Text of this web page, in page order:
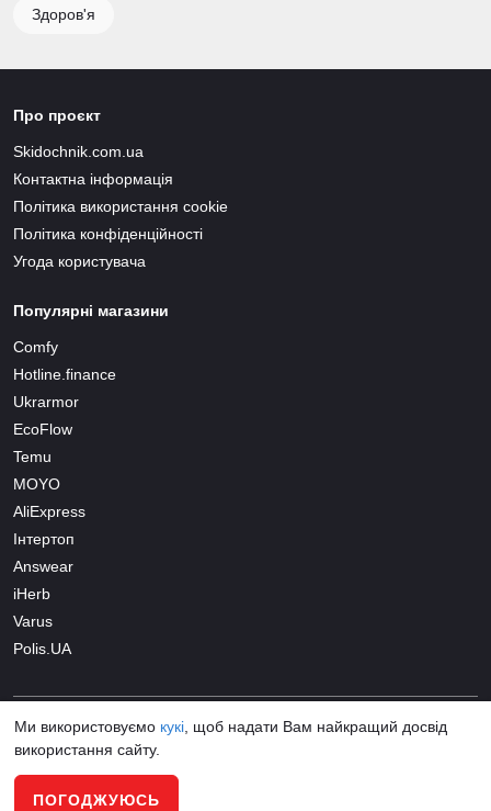
Здоров'я
Про проєкт
Skidochnik.com.ua
Контактна інформація
Політика використання cookie
Політика конфіденційності
Угода користувача
Популярні магазини
Comfy
Hotline.finance
Ukrarmor
EcoFlow
Temu
MOYO
AliExpress
Інтертоп
Answear
iHerb
Varus
Polis.UA
© 2026 Skidochnik.com.ua All Rights Reserved
Ми використовуємо кукі , щоб надати Вам найкращий досвід
використання сайту.
ПОГОДЖУЮСЬ